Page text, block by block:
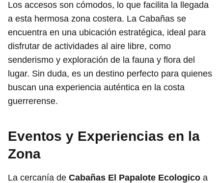
Los accesos son cómodos, lo que facilita la llegada
a esta hermosa zona costera. La Cabañas se
encuentra en una ubicación estratégica, ideal para
disfrutar de actividades al aire libre, como
senderismo y exploración de la fauna y flora del
lugar. Sin duda, es un destino perfecto para quienes
buscan una experiencia auténtica en la costa
guerrerense.
Eventos y Experiencias en la
Zona
La cercanía de Cabañas El Papalote Ecologico a